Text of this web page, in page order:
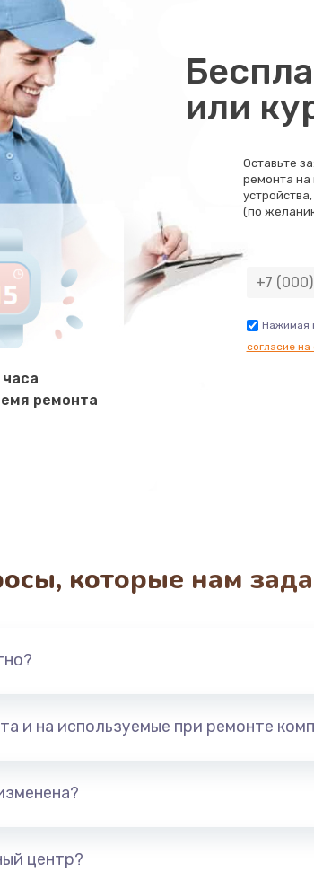
ремонта
или
Оставьте
ремонта на
(по
Нажимая
согласие
которые нам
и на используемые при ремонте
центр?